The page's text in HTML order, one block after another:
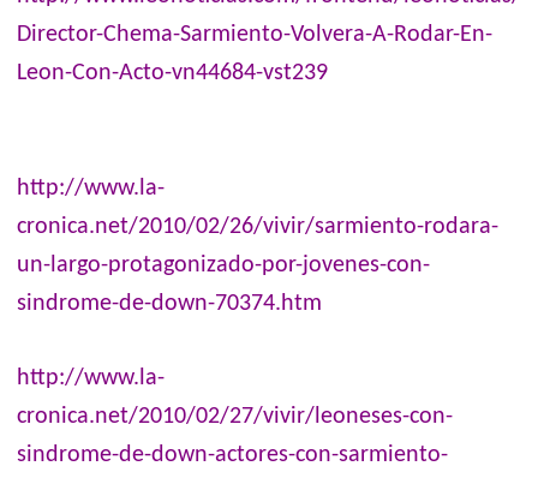
Director-Chema-Sarmiento-Volvera-A-Rodar-En-
Leon-Con-Acto-vn44684-vst239
http://www.la-
cronica.net/2010/02/26/vivir/sarmiento-rodara-
un-largo-protagonizado-por-jovenes-con-
sindrome-de-down-70374.htm
http://www.la-
cronica.net/2010/02/27/vivir/leoneses-con-
sindrome-de-down-actores-con-sarmiento-